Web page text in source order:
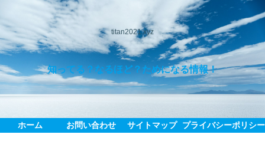
titan2021.xyz
知ってる？なるほど？ためになる情報！
ホーム お問い合わせ サイトマップ プライバシーポリシー